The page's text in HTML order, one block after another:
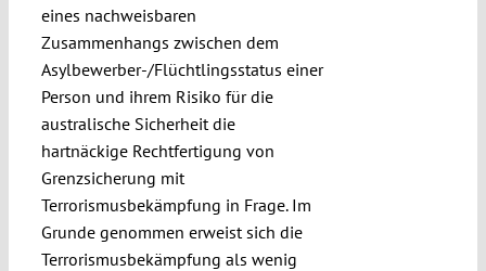
eines nachweisbaren
Zusammenhangs zwischen dem
Asylbewerber-/Flüchtlingsstatus einer
Person und ihrem Risiko für die
australische Sicherheit die
hartnäckige Rechtfertigung von
Grenzsicherung mit
Terrorismusbekämpfung in Frage. Im
Grunde genommen erweist sich die
Terrorismusbekämpfung als wenig